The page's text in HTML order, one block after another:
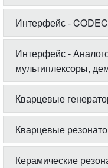
Интерфейс -
Интерфейс -
мультиплексоры,
Кварцевые
Кварцевые
Керамические